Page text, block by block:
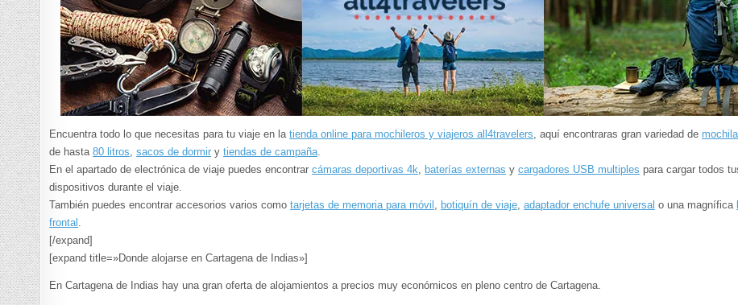
Encuentra todo lo que necesitas para tu viaje en latienda online para mochileros y viajeros all4travelers, aquí encontraras gran variedad de
de hasta80 litros,sacos de dormir ytiendas de campaña.
En el apartado de electrónica de viaje puedes encontrarcámaras deportivas 4k, baterías externas ycargadores USB multiples para cargar todos
dispositivos durante el viaje.
También puedes encontrar accesorios varios comotarjetas de memoria para móvil , botiquín de viaje,adaptador enchufe universal o una magnífica
frontal .
[/expand]
[expand title=»Donde alojarse en Cartagena de Indias»]
En Cartagena de Indias hay una gran oferta de alojamientos a precios muy económicos en pleno centro de Cartagena.